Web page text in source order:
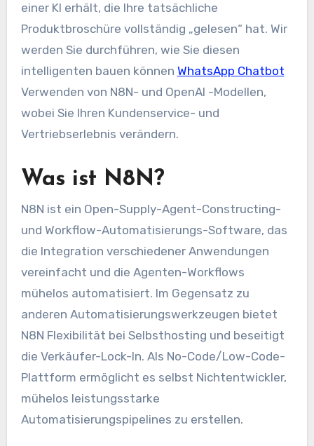
einer KI erhält, die Ihre tatsächliche
Produktbroschüre vollständig „gelesen“ hat. Wir
werden Sie durchführen, wie Sie diesen
intelligenten bauen können WhatsApp Chatbot
Verwenden von N8N- und OpenAI -Modellen,
wobei Sie Ihren Kundenservice- und
Vertriebserlebnis verändern.
Was ist N8N?
N8N ist ein Open-Supply-Agent-Constructing-
und Workflow-Automatisierungs-Software, das
die Integration verschiedener Anwendungen
vereinfacht und die Agenten-Workflows
mühelos automatisiert. Im Gegensatz zu
anderen Automatisierungswerkzeugen bietet
N8N Flexibilität bei Selbsthosting und beseitigt
die Verkäufer-Lock-In. Als No-Code/Low-Code-
Plattform ermöglicht es selbst Nichtentwickler,
mühelos leistungsstarke
Automatisierungspipelines zu erstellen.